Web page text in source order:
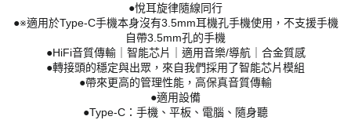
●悅耳旋律隨線同行
●※適用於Type-C手機本身沒有3.5mm耳機孔手機使用，不支援手機
自帶3.5mm孔的手機
●HiFi音質傳輸｜智能芯片｜適用音樂/導航｜合金質感
●轉接頭的穩定與出眾，來自我們採用了智能芯片模組
●帶來更高的管理性能，高保真音質傳輸
●適用設備
●Type-C：手機、平板、電腦、隨身聽